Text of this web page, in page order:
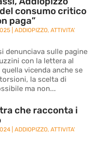
consumo critico
paga”
|ADDIOPIZZO,ATTIVITA'
denunciava sulle pagine
con la lettera al
quella vicenda anche se
la scelta di
ma non...
che racconta i
|ADDIOPIZZO,ATTIVITA'